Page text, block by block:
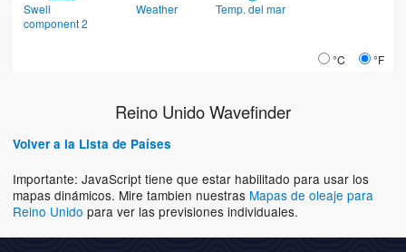
Swell
component 2
Weather Temp. del mar
°C °F
Reino Unido Wavefinder
Volver a la Lista de Países
Importante: JavaScript tiene que estar habilitado para usar los
mapas dinámicos. Mire tambien nuestras Mapas de oleaje para
Reino Unido para ver las previsiones individuales.